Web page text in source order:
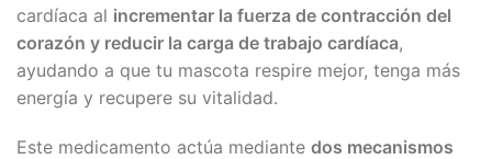
cardíaca al incrementar la fuerza de contracción del
corazón y reducir la carga de trabajo cardíaca,
ayudando a que tu mascota respire mejor, tenga más
energía y recupere su vitalidad.
Este medicamento actúa mediante dos mecanismos